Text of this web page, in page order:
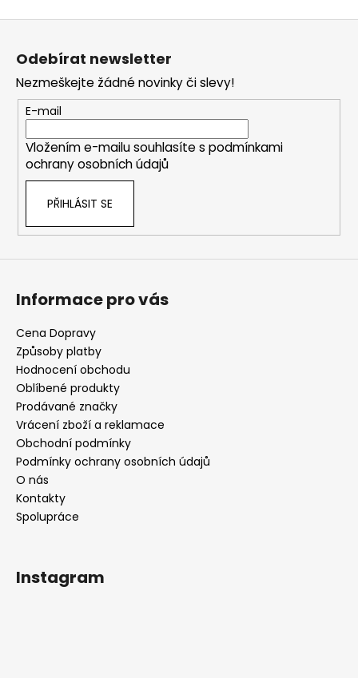
Z
Odebírat newsletter
Nezmeškejte žádné novinky či slevy!
E-mail
Vložením e-mailu souhlasíte s podmínkami
ochrany osobních údajů
PŘIHLÁSIT SE
Informace pro vás
Cena Dopravy
Způsoby platby
Hodnocení obchodu
Oblíbené produkty
Prodávané značky
Vrácení zboží a reklamace
Obchodní podmínky
Podmínky ochrany osobních údajů
O nás
Kontakty
Spolupráce
Instagram